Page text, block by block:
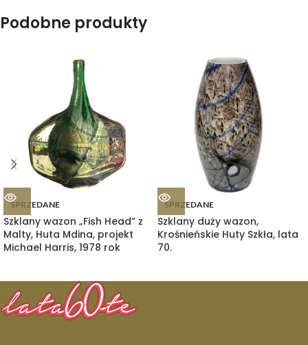
Podobne produkty
SPRZEDANE
Szklany wazon „Fish Head” z
Malty, Huta Mdina, projekt
Michael Harris, 1978 rok
SPRZEDANE
Szklany duży wazon,
Krośnieńskie Huty Szkła, lata
70.